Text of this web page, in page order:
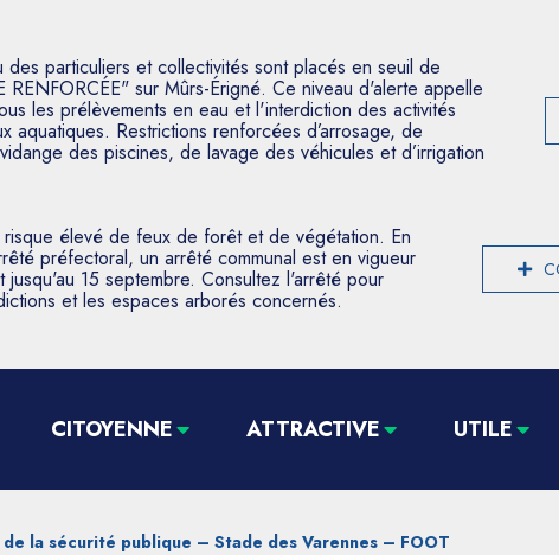
des particuliers et collectivités sont placés en seuil de
RENFORCÉE" sur Mûrs-Érigné. Ce niveau d'alerte appelle
les prélèvements en eau et l'interdiction des activités
aquatiques. Restrictions renforcées d’arrosage, de
des piscines, de lavage des véhicules et d’irrigation
élevé de feux de forêt et de végétation. En
préfectoral, un arrêté communal est en vigueur
15 septembre. Consultez l'arrêté pour
et les espaces arborés concernés.
CITOYENNE ATTRACTIVE UTILE
la sécurité publique – Stade des Varennes – FOOT